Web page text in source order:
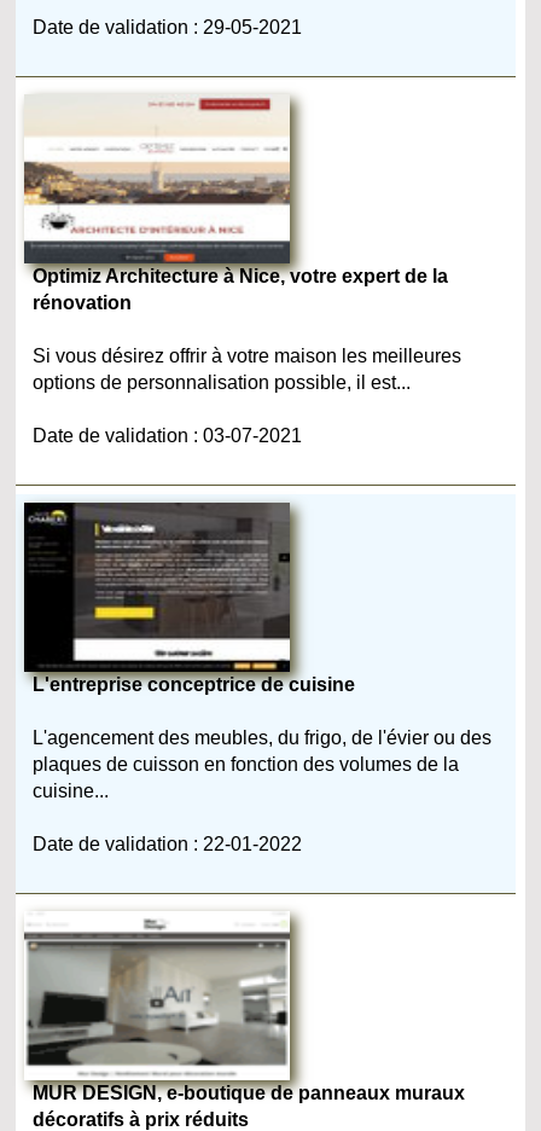
Date de validation : 29-05-2021
Optimiz Architecture à Nice, votre expert de la
rénovation
Si vous désirez offrir à votre maison les meilleures
options de personnalisation possible, il est...
Date de validation : 03-07-2021
L'entreprise conceptrice de cuisine
L'agencement des meubles, du frigo, de l'évier ou des
plaques de cuisson en fonction des volumes de la
cuisine...
Date de validation : 22-01-2022
MUR DESIGN, e-boutique de panneaux muraux
décoratifs à prix réduits